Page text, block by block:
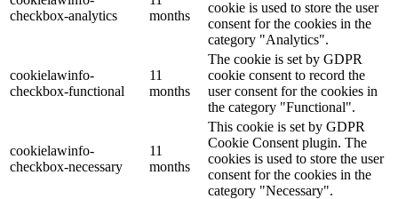
checkbox-analytics
months
cookie is used to store the user
consent for the cookies in the
category "Analytics".
cookielawinfo-
checkbox-functional
11
months
The cookie is set by GDPR
cookie consent to record the
user consent for the cookies in
the category "Functional".
cookielawinfo-
checkbox-necessary
11
months
This cookie is set by GDPR
Cookie Consent plugin. The
cookies is used to store the user
consent for the cookies in the
category "Necessary".